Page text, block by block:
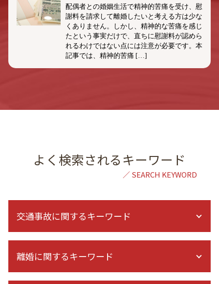
配偶者との婚姻生活で精神的苦痛を受け、慰
謝料を請求して離婚したいと考える方は少な
くありません。しかし、精神的な苦痛を感じ
たという事実だけで、直ちに慰謝料が認めら
れるわけではない点には注意が必要です。本
記事では、精神的苦痛 […]
よく検索されるキーワード
交通事故に関するキーワード
保険会社 弁護士 委任
保険会社 示談
離婚に関するキーワード